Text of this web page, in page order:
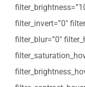
filter_invert=”0″
filter_blur=”0″